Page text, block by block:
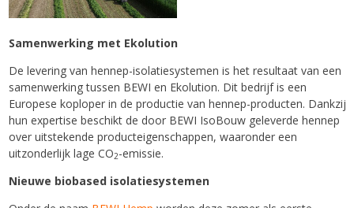
Samenwerking met Ekolution
De levering van hennep-isolatiesystemen is het resultaat van een
samenwerking tussen BEWI en Ekolution. Dit bedrijf is een
Europese koploper in de productie van hennep-producten. Dankzij
hun expertise beschikt de door BEWI IsoBouw geleverde hennep
over uitstekende producteigenschappen, waaronder een
uitzonderlijk lage CO2-emissie.
Nieuwe biobased isolatiesystemen